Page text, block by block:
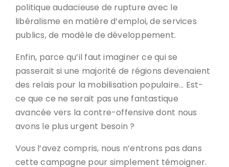
politique audacieuse de rupture avec le
libéralisme en matière d’emploi, de services
publics, de modèle de développement.
Enfin, parce qu’il faut imaginer ce qui se
passerait si une majorité de régions devenaient
des relais pour la mobilisation populaire… Est-
ce que ce ne serait pas une fantastique
avancée vers la contre-offensive dont nous
avons le plus urgent besoin ?
Vous l’avez compris, nous n’entrons pas dans
cette campagne pour simplement témoigner.